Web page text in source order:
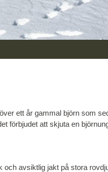
ett år gammal björn som
förbjudet att skjuta en
avsiktlig jakt på stora